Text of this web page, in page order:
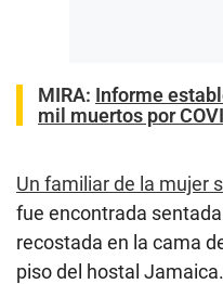
MIRA: Informe
mil muertos por
Un familiar de la mujer
fue encontrada
recostada en la cama
piso del hostal Jamaica.